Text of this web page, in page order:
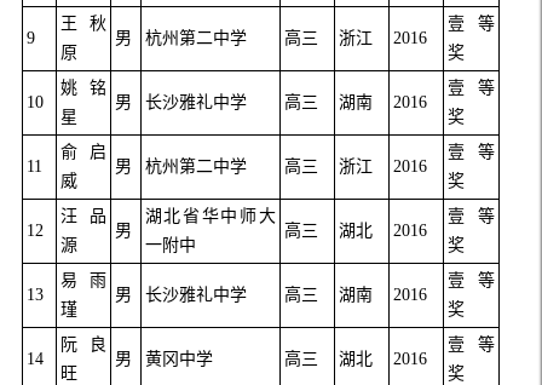
9
王秋
原
男 杭州第二中学 高三 浙江 2016
壹等
奖
10
姚铭
星
男 长沙雅礼中学 高三 湖南 2016
壹等
奖
11
俞启
威
男 杭州第二中学 高三 浙江 2016
壹等
奖
12
汪品
源
男
湖北省华中师大
一附中
高三 湖北 2016
壹等
奖
13
易雨
瑾
男 长沙雅礼中学 高三 湖南 2016
壹等
奖
14
阮良
旺
男 黄冈中学 高三 湖北 2016
壹等
奖